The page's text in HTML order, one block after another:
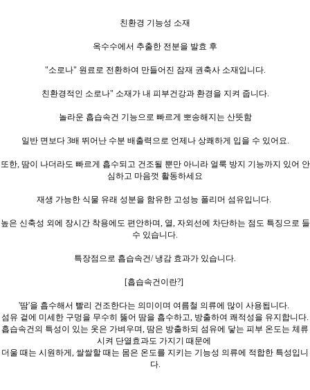
친환경 기능성 소재
옥수수에서 추출한 전분을 발효 후
"소로나" 원료로 전환하여 만들어진 잠재 권축사 소재입니다.
친환경적인 소로나" 소재가 내 피부건강과 환경을 지켜 줍니다.
놀라운 흡습속건 기능으로 빠르게 뽀송해지는 산뜻함
일반 면보다 3배 뛰어난 수분 배출력으로 언제나 상쾌하게 입을 수 있어요.
또한, 땀이 나더라도 빠르게 흡수되고 건조될 뿐만 아니라 얼룩 방지 기능까지 있어 안
심하고 마음껏 활동하세요
재생 가능한 식물 유래 성분을 함유한 고성능 폴리머 섬유입니다.
높은 신축성 외에 장시간 착용에도 편안하며, 열, 자외선에 차단하는 점도 특징으로 들
수 있습니다.
특장점으로 흡습속건/ 냉감 효과가 있습니다.
[흡습속건이란?]
'땀'을 흡수해서 빨리 건조한다는 의미이며 여름철 의류에 많이 사용됩니다.
섬유 겉에 미세한 구멍을 무수히 뚫어 땀을 흡수하고, 방출하여 쾌적성을 유지합니다.
흡습속건의 특성이 있는 옷은 가벼우며, 땀은 방출하되 섬유에 닿는 피부 온도는 체류
시켜 단열효과도 가지기 때문에
더울 때는 시원하게, 쌀쌀할 때는 몸은 온도를 지키는 기능성 의류에 적합한 특성입니
다.